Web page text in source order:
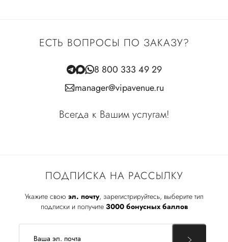
ПОДПИСКА НА РАССЫЛКУ
Укажите свою эл. почту, зарегистрируйтесь, выберите тип
подписки и получите 3000 бонусных баллов
ЕСТЬ ВОПРОСЫ ПО ЗАКАЗУ?
8 800 333 49 29
manager@vipavenue.ru
Всегда к Вашим услугам!